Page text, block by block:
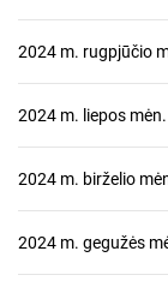
2024 m. rugpjūčio
2024 m. liepos mėn.
2024 m. birželio
2024 m. gegužės